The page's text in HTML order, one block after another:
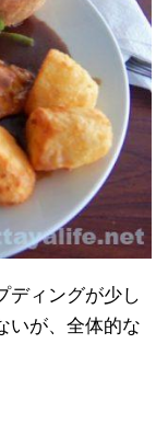
ディングが少し
いが、全体的な